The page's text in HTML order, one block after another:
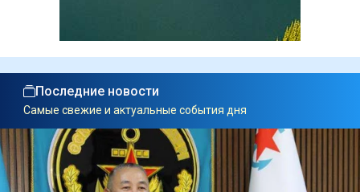
Последние новости
Самые свежие и актуальные события дня